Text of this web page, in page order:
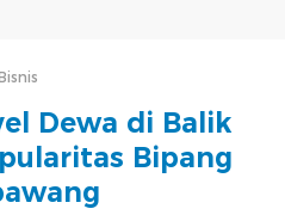
Dewa di Balik
Bipang